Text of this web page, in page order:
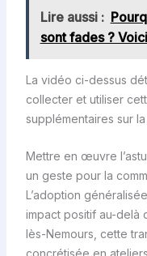
Lire aussi :
sont fades ?
La vidéo ci-dessus
collecter et utiliser
supplémentaires sur
Mettre en œuvre
un geste pour la
L’adoption
impact positif au-delà
lès-Nemours, cette